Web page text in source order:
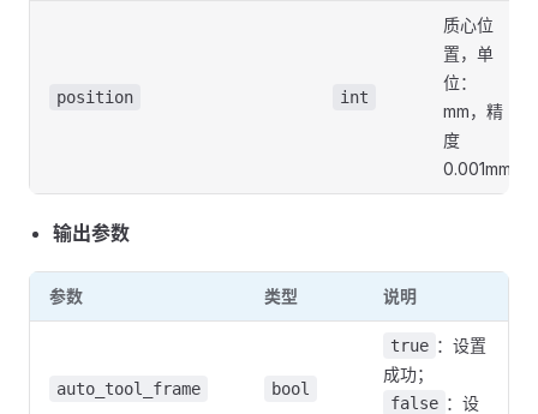
position int
质心位
置，单
位：
mm，精
度
0.001mm
输出参数
参数 类型 说明
auto_tool_frame bool
true ：设置
成功；
false ：设